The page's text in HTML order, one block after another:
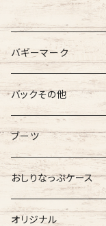
バギーマーク
バギーマーク
バギーマーク
吸盤付バギーマーク
バギーマークミニ
バギーマークミニ
吸盤バギーマーク
バギーマークミニ
バギーマークプチ
バギーマークプチ ボー
吸盤バギーマーク
バックその他
バギーポケット
バギーポケット レギュ
バギーポケット 大
チャーム
バギーチャーム
診察ファイルバック
ブーツ
オリジナル
Sサイズ
ブーツ
おしりなっぷケース
おしりナップケース
オリジナル